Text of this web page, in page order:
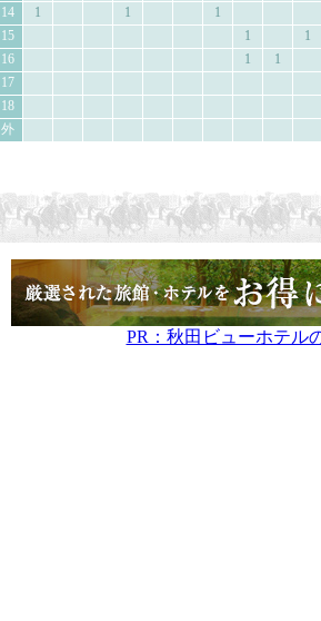
14 1 1
1
15 1
1
16 1
1
17
18
外
PR：秋田ビューホテル